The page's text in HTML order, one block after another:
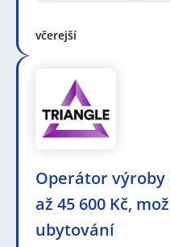
včerejší
Operátor výroby
až 45 600 Kč,
ubytování